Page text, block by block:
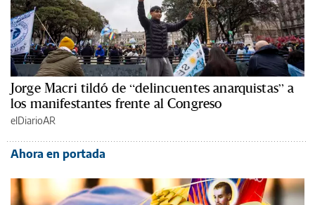
Jorge Macri tildó de “delincuentes anarquistas” a
los manifestantes frente al Congreso
elDiarioAR
Ahora en portada